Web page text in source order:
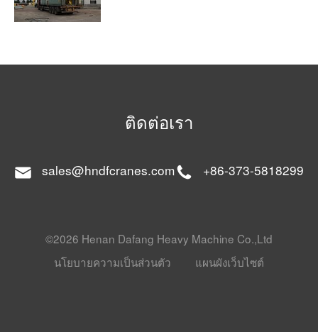
ติดต่อเรา
sales@hndfcranes.com +86-373-5818299
©2026 Henan Dafang Heavy Machine Co.,Ltd
นโยบายความเป็นส่วนตัว
แผนผังเว็บไซต์